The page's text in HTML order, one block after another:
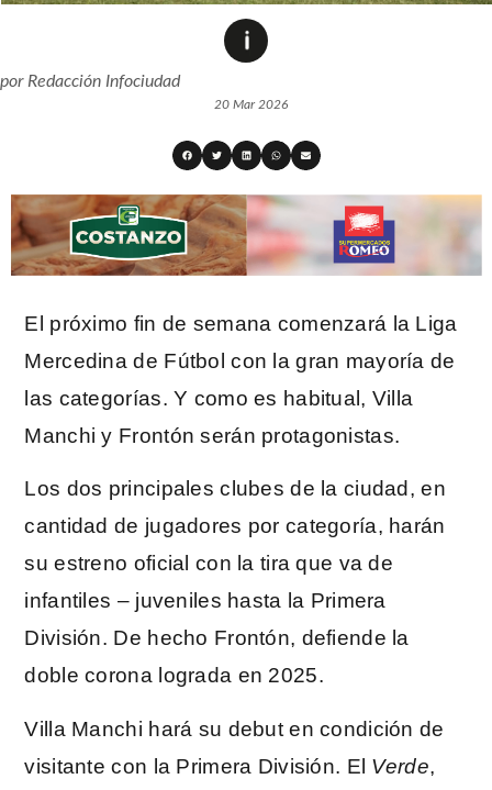
porRedacción Infociudad
20 Mar 2026
El próximo fin de semana comenzará la Liga
Mercedina de Fútbol con la gran mayoría de
las categorías. Y como es habitual, Villa
Manchi y Frontón serán protagonistas.
Los dos principales clubes de la ciudad, en
cantidad de jugadores por categoría, harán
su estreno oficial con la tira que va de
infantiles – juveniles hasta la Primera
División. De hecho Frontón, defiende la
doble corona lograda en 2025.
Villa Manchi hará su debut en condición de
visitante con la Primera División. El Verde,